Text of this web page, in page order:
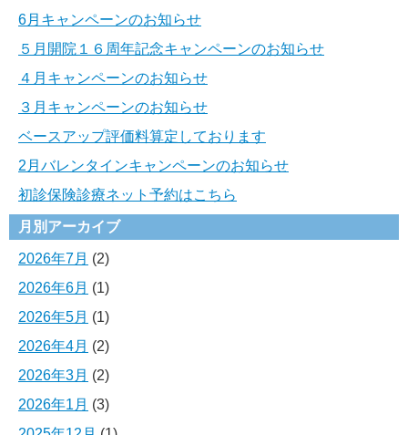
6月キャンペーンのお知らせ
５月開院１６周年記念キャンペーンのお知らせ
４月キャンペーンのお知らせ
３月キャンペーンのお知らせ
ベースアップ評価料算定しております
2月バレンタインキャンペーンのお知らせ
初診保険診療ネット予約はこちら
月別アーカイブ
2026年7月 (2)
2026年6月 (1)
2026年5月 (1)
2026年4月 (2)
2026年3月 (2)
2026年1月 (3)